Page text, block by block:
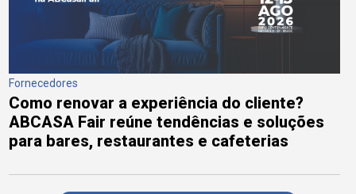
Fornecedores
Como renovar a experiência do cliente?
ABCASA Fair reúne tendências e soluções
para bares, restaurantes e cafeterias